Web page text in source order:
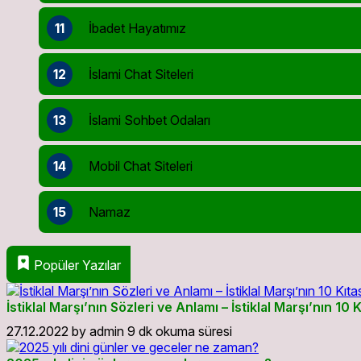
11 İbadet Hayatımız
12 İslami Chat Siteleri
13 İslami Sohbet Odaları
14 Mobil Chat Siteleri
15 Namaz
Popüler Yazılar
İstiklal Marşı’nın Sözleri ve Anlamı – İstiklal Marşı’nın 10
27.12.2022 by admin 9 dk okuma süresi